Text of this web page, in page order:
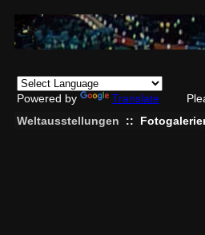
Powered by Translate
Weltausstellungen
::